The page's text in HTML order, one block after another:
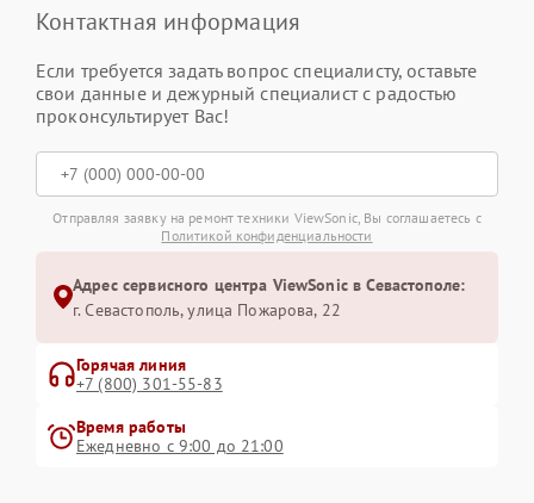
Контактная информация
Если требуется задать вопрос специалисту, оставьте
свои данные и дежурный специалист с радостью
проконсультирует Вас!
Отправляя заявку на ремонт техники ViewSonic, Вы соглашаетесь с
Политикой конфиденциальности
Адрес сервисного центра ViewSonic в Севастополе:
г. Севастополь, улица Пожарова, 22
Горячая линия
+7 (800) 301-55-83
Время работы
Ежедневно с 9:00 до 21:00